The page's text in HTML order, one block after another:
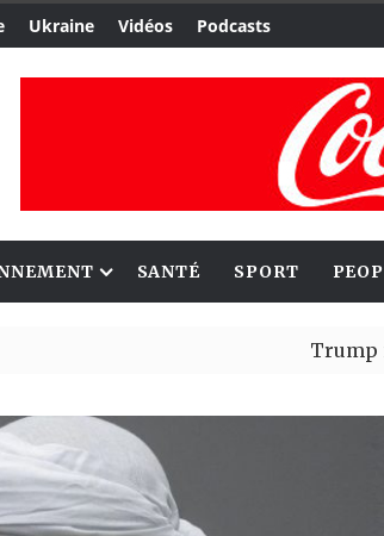
Ukraine Vidéos Podcasts
SANTÉ SPORT
Trump nomme